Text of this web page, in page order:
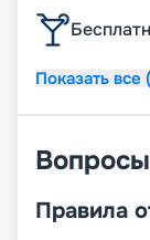
Показать все
Правила